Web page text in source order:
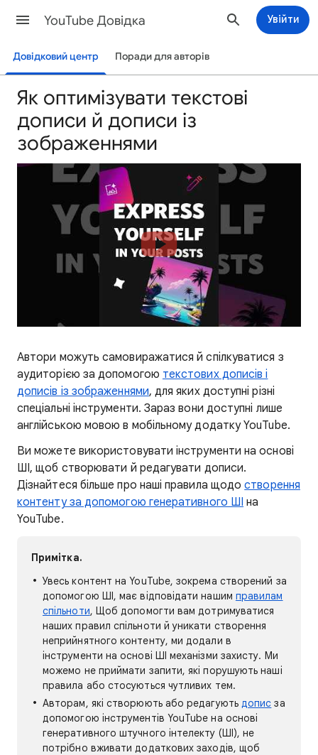
YouTube Довідка Увійти
Довідковий центр Поради для авторів
Як оптимізувати текстові
дописи й дописи із
зображеннями
Автори можуть самовиражатися й спілкуватися з
аудиторією за допомогою текстових дописів і
дописів із зображеннями, для яких доступні різні
спеціальні інструменти. Зараз вони доступні лише
англійською мовою в мобільному додатку YouTube.
Ви можете використовувати інструменти на основі
ШІ, щоб створювати й редагувати дописи.
Дізнайтеся більше про наші правила щодостворення
контенту за допомогою генеративного ШІ на
YouTube.
Примітка.
Увесь контент на YouTube, зокрема створений за
допомогою ШІ, має відповідати нашим правилам
спільноти, Щоб допомогти вам дотримуватися
наших правил спільноти й уникати створення
неприйнятного контенту, ми додали в
інструменти на основі ШІ механізми захисту. Ми
можемо не приймати запити, які порушують наші
правила або стосуються чутливих тем.
Авторам, які створюють або редагують допис за
допомогою інструментів YouTube на основі
генеративного штучного інтелекту (ШІ), не
потрібно вживати додаткових заходів, щоб